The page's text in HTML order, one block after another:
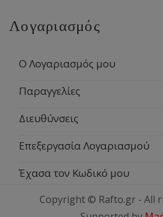
Λογαριασμός
Ο Λογαριασμός μου
Παραγγελίες
Διευθύνσεις
Επεξεργασία Λογαριασμού
Έχασα τον Κωδικό μου
Copyright © Rafto.gr - All